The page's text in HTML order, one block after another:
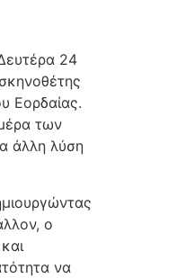
24
Εορδαίας.
των
άλλη λύση
ο
να